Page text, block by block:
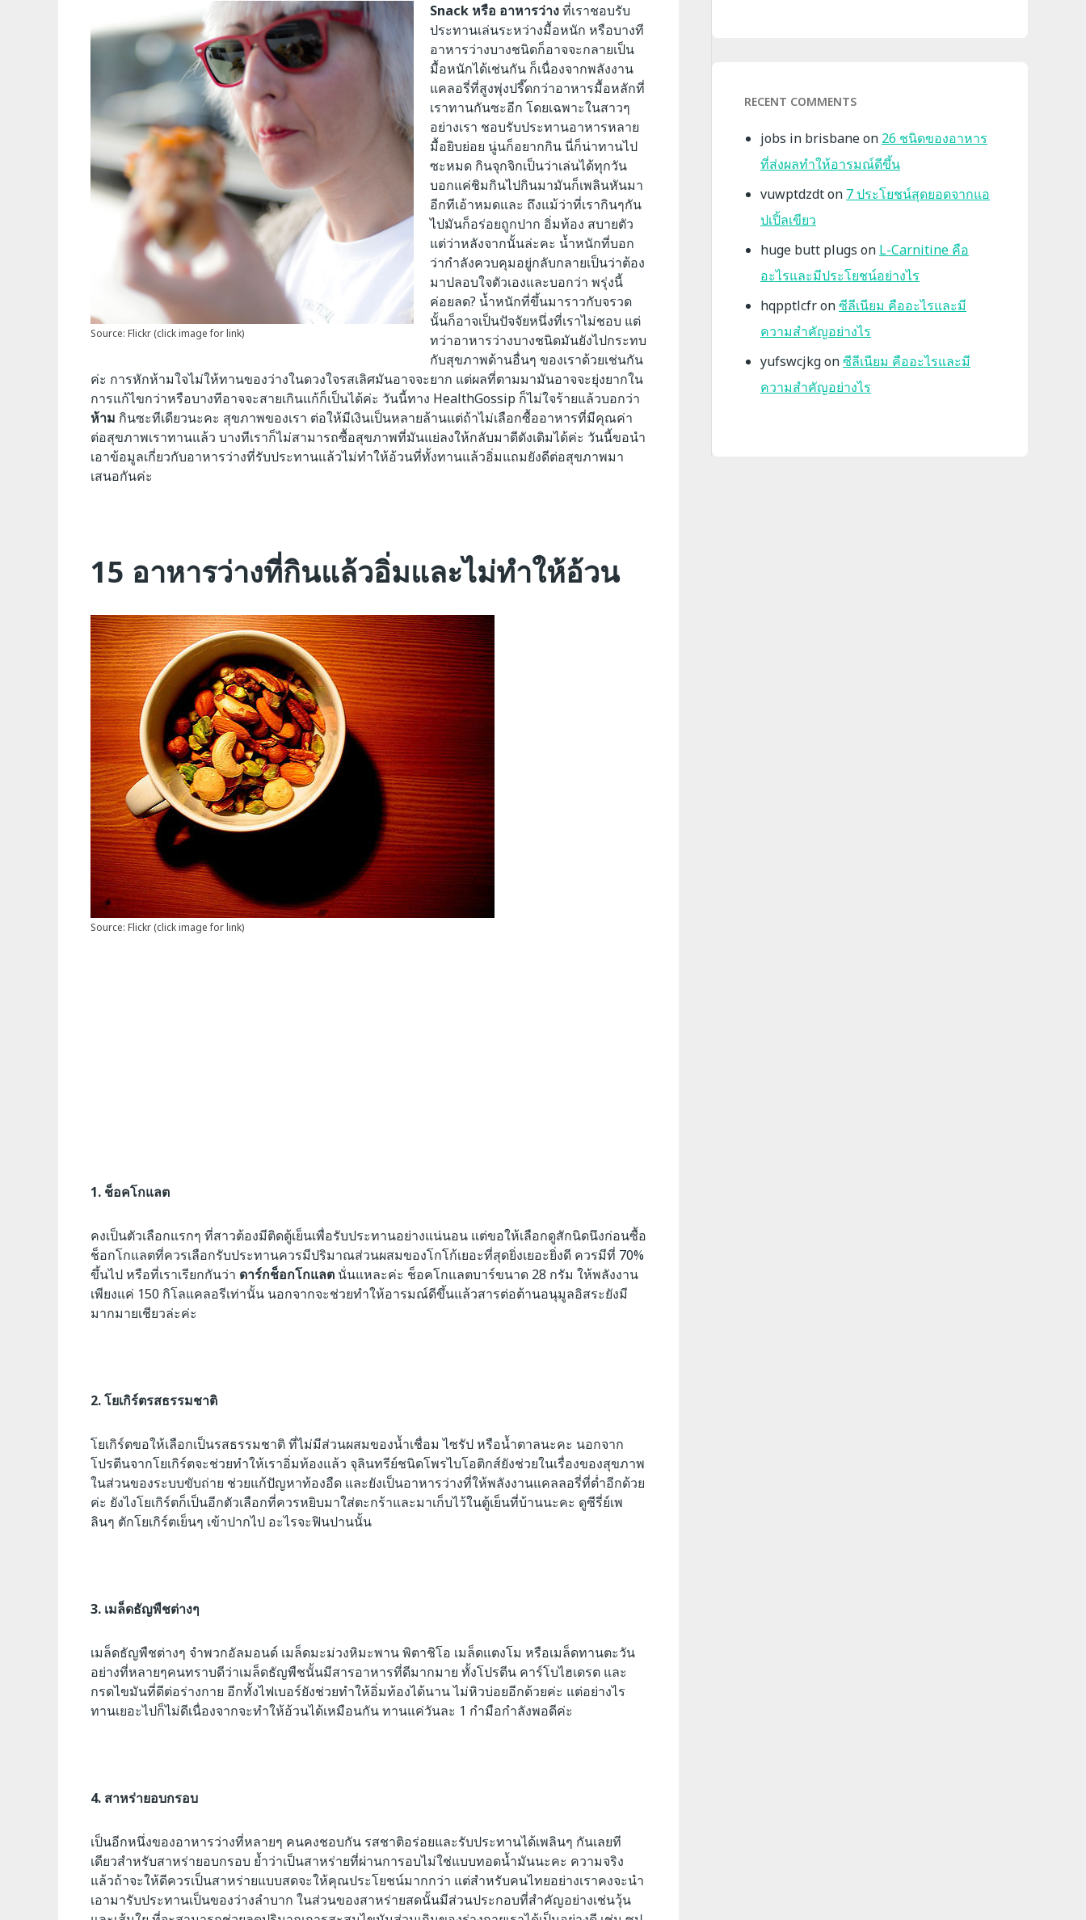
Source: Flickr (click image for link)
Snack หรือ อาหารว่างที่เราชอบรับ
ประทานเล่นระหว่างมื้อหนัก หรือบางที
อาหารว่างบางชนิดก็อาจจะกลายเป็น
มื้อหนักได้เช่นกัน ก็เนื่องจากพลังงาน
แคลอรี่ที่สูงพุ่งปรี๊ดกว่าอาหารมื้อหลักที่
เราทานกันซะอีก โดยเฉพาะในสาวๆ
อย่างเรา ชอบรับประทานอาหารหลาย
มื้อยิบย่อย นู่นก็อยากกิน นี่ก็น่าทานไป
ซะหมด กินจุกจิกเป็นว่าเล่นได้ทุกวัน
บอกแค่ชิมกินไปกินมามันก็เพลินหันมา
อีกทีเอ้าหมดและ ถึงแม้ว่าที่เรากินๆกัน
ไปมันก็อร่อยถูกปาก อิ่มท้อง สบายตัว
แต่ว่าหลังจากนั้นล่ะคะ น้ำหนักที่บอก
ว่ากำลังควบคุมอยู่กลับกลายเป็นว่าต้อง
มาปลอบใจตัวเองและบอกว่า พรุ่งนี้
ค่อยลด? น้ำหนักที่ขึ้นมาราวกับจรวด
นั้นก็อาจเป็นปัจจัยหนึ่งที่เราไม่ชอบ แต่
ทว่าอาหารว่างบางชนิดมันยังไปกระทบ
กับสุขภาพด้านอื่นๆ ของเราด้วยเช่นกัน
ค่ะ การหักห้ามใจไม่ให้ทานของว่างในดวงใจรสเลิศมันอาจจะยาก แต่ผลที่ตามมามันอาจจะยุ่งยากใน
การแก้ไขกว่าหรือบางทีอาจจะสายเกินแก้ก็เป็นได้ค่ะ วันนี้ทาง HealthGossip ก็ไม่ใจร้ายแล้วบอกว่า
ห้าม กินซะทีเดียวนะคะ สุขภาพของเรา ต่อให้มีเงินเป็นหลายล้านแต่ถ้าไม่เลือกซื้ออาหารที่มีคุณค่า
ต่อสุขภาพเราทานแล้ว บางทีเราก็ไม่สามารถซื้อสุขภาพที่มันแย่ลงให้กลับมาดีดังเดิมได้ค่ะ วันนี้ขอนำ
เอาข้อมูลเกี่ยวกับอาหารว่างที่รับประทานแล้วไม่ทำให้อ้วนที่ทั้งทานแล้วอิ่มแถมยังดีต่อสุขภาพมา
เสนอกันค่ะ
15 อาหารว่างที่กินแล้วอิ่มและไม่ทำให้อ้วน
Source: Flickr (click image for link)
1. ช็อคโกแลต
คงเป็นตัวเลือกแรกๆ ที่สาวต้องมีติดตู้เย็นเพื่อรับประทานอย่างแน่นอน แต่ขอให้เลือกดูสักนิดนึงก่อนซื้อ
ช็อกโกแลตที่ควรเลือกรับประทานควรมีปริมาณส่วนผสมของโกโก้เยอะที่สุดยิ่งเยอะยิ่งดี ควรมีที่ 70%
ขึ้นไป หรือที่เราเรียกกันว่า ดาร์กช็อกโกแลต นั่นแหละค่ะ ช็อคโกแลตบาร์ขนาด 28 กรัม ให้พลังงาน
เพียงแค่ 150 กิโลแคลอรีเท่านั้น นอกจากจะช่วยทำให้อารมณ์ดีขึ้นแล้วสารต่อต้านอนุมูลอิสระยังมี
มากมายเชียวล่ะค่ะ
2. โยเกิร์ตรสธรรมชาติ
โยเกิร์ตขอให้เลือกเป็นรสธรรมชาติ ที่ไม่มีส่วนผสมของน้ำเชื่อม ไซรัป หรือน้ำตาลนะคะ นอกจาก
โปรตีนจากโยเกิร์ตจะช่วยทำให้เราอิ่มท้องแล้ว จุลินทรีย์ชนิดโพรไบโอติกส์ยังช่วยในเรื่องของสุขภาพ
ในส่วนของระบบขับถ่าย ช่วยแก้ปัญหาท้องอืด และยังเป็นอาหารว่างที่ให้พลังงานแคลลอรี่ที่ต่ำอีกด้วย
ค่ะ ยังไงโยเกิร์ตก็เป็นอีกตัวเลือกที่ควรหยิบมาใส่ตะกร้าและมาเก็บไว้ในตู้เย็นที่บ้านนะคะ ดูซีรี่ย์เพ
ลินๆ ตักโยเกิร์ตเย็นๆ เข้าปากไป อะไรจะฟินปานนั้น
3. เมล็ดธัญพืชต่างๆ
เมล็ดธัญพืชต่างๆ จำพวกอัลมอนด์ เมล็ดมะม่วงหิมะพาน พิตาชิโอ เมล็ดแตงโม หรือเมล็ดทานตะวัน
อย่างที่หลายๆคนทราบดีว่าเมล็ดธัญพืชนั้นมีสารอาหารที่ดีมากมาย ทั้งโปรตีน คาร์โบไฮเดรต และ
กรดไขมันที่ดีต่อร่างกาย อีกทั้งไฟเบอร์ยังช่วยทำให้อิ่มท้องได้นาน ไม่หิวบ่อยอีกด้วยค่ะ แต่อย่างไร
ทานเยอะไปก็ไม่ดีเนื่องจากจะทำให้อ้วนได้เหมือนกัน ทานแค่วันละ 1 กำมือกำลังพอดีค่ะ
4. สาหร่ายอบกรอบ
เป็นอีกหนึ่งของอาหารว่างที่หลายๆ คนคงชอบกัน รสชาติอร่อยและรับประทานได้เพลินๆ กันเลยที
เดียวสำหรับสาหร่ายอบกรอบ ย้ำว่าเป็นสาหร่ายที่ผ่านการอบไม่ใช่แบบทอดน้ำมันนะคะ ความจริง
แล้วถ้าจะให้ดีควรเป็นสาหร่ายแบบสดจะให้คุณประโยชน์มากกว่า แต่สำหรับคนไทยอย่างเราคงจะนำ
เอามารับประทานเป็นของว่างลำบาก ในส่วนของสาหร่ายสดนั้นมีส่วนประกอบที่สำคัญอย่างเช่นวุ้น
RECENT COMMENTS
jobs in brisbaneon 26 ชนิดของอาหาร
ที่ส่งผลทำให้อารมณ์ดีขึ้น
vuwptdzdton 7 ประโยชน์สุดยอดจากแอ
ปเปิ้ลเขียว
huge butt plugs on L-Carnitine คือ
อะไรและมีประโยชน์อย่างไร
hqpptlcfronซีลีเนียม คืออะไรและมี
ความสำคัญอย่างไร
yufswcjkgonซีลีเนียม คืออะไรและมี
ความสำคัญอย่างไร